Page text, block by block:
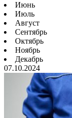
Июнь
Июль
Август
Сентябрь
Октябрь
Ноябрь
Декабрь
07.10.2024